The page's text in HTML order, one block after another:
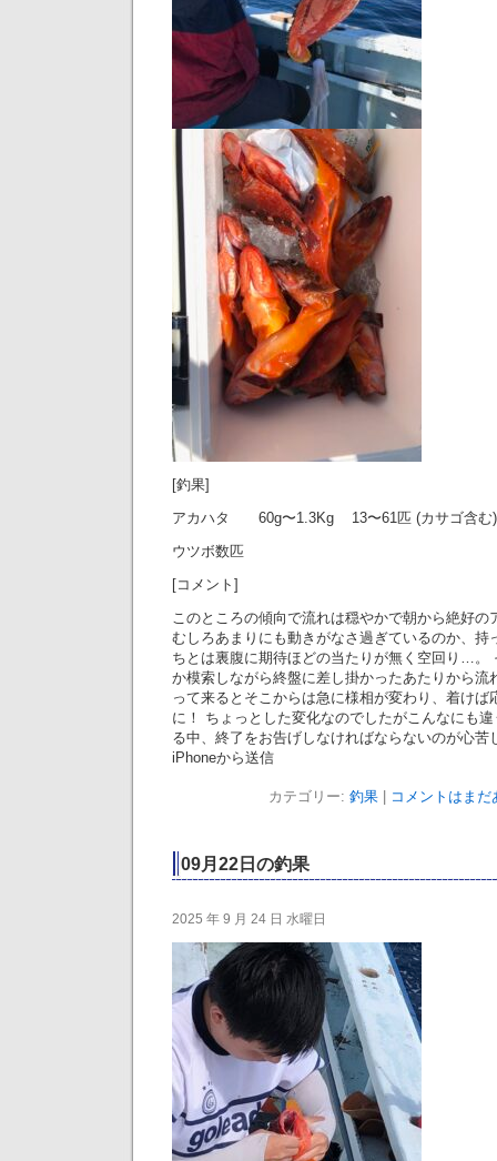
[釣果]
アカハタ 60g〜1.3Kg 13〜61匹 (カサゴ含む)
ウツボ数匹
[コメント]
このところの傾向で流れは穏やかで朝から絶好の
むしろあまりにも動きがなさ過ぎているのか、持
ちとは裏腹に期待ほどの当たりが無く空回り…。
か模索しながら終盤に差し掛かったあたりから流
って来るとそこからは急に様相が変わり、着けば
に！ ちょっとした変化なのでしたがこんなにも
る中、終了をお告げしなければならないのが心苦
iPhoneから送信
カテゴリー: 釣果| コメントはまだ
09月22日の釣果
2025 年 9 月 24 日 水曜日